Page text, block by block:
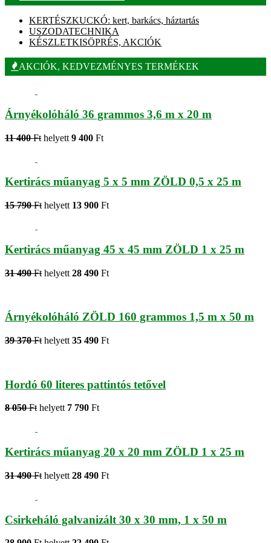
KERTÉSZKUCKÓ: kert, barkács, háztartás
USZODATECHNIKA
KÉSZLETKISÖPRÉS, AKCIÓK
AKCIÓK, KEDVEZMÉNYES TERMÉKEK
Árnyékolóháló 36 grammos 3,6 m x 20 m
11 400 Ft helyett 9 400 Ft
Kertirács műanyag 5 x 5 mm ZÖLD 0,5 x 25 m
15 790 Ft helyett 13 900 Ft
Kertirács műanyag 45 x 45 mm ZÖLD 1 x 25 m
31 490 Ft helyett 28 490 Ft
Árnyékolóháló ZÖLD 160 grammos 1,5 m x 50 m
39 370 Ft helyett 35 490 Ft
Hordó 60 literes pattintós tetővel
8 050 Fthelyett 7 790 Ft
Kertirács műanyag 20 x 20 mm ZÖLD 1 x 25 m
31 490 Ft helyett 28 490 Ft
Csirkeháló galvanizált 30 x 30 mm, 1 x 50 m